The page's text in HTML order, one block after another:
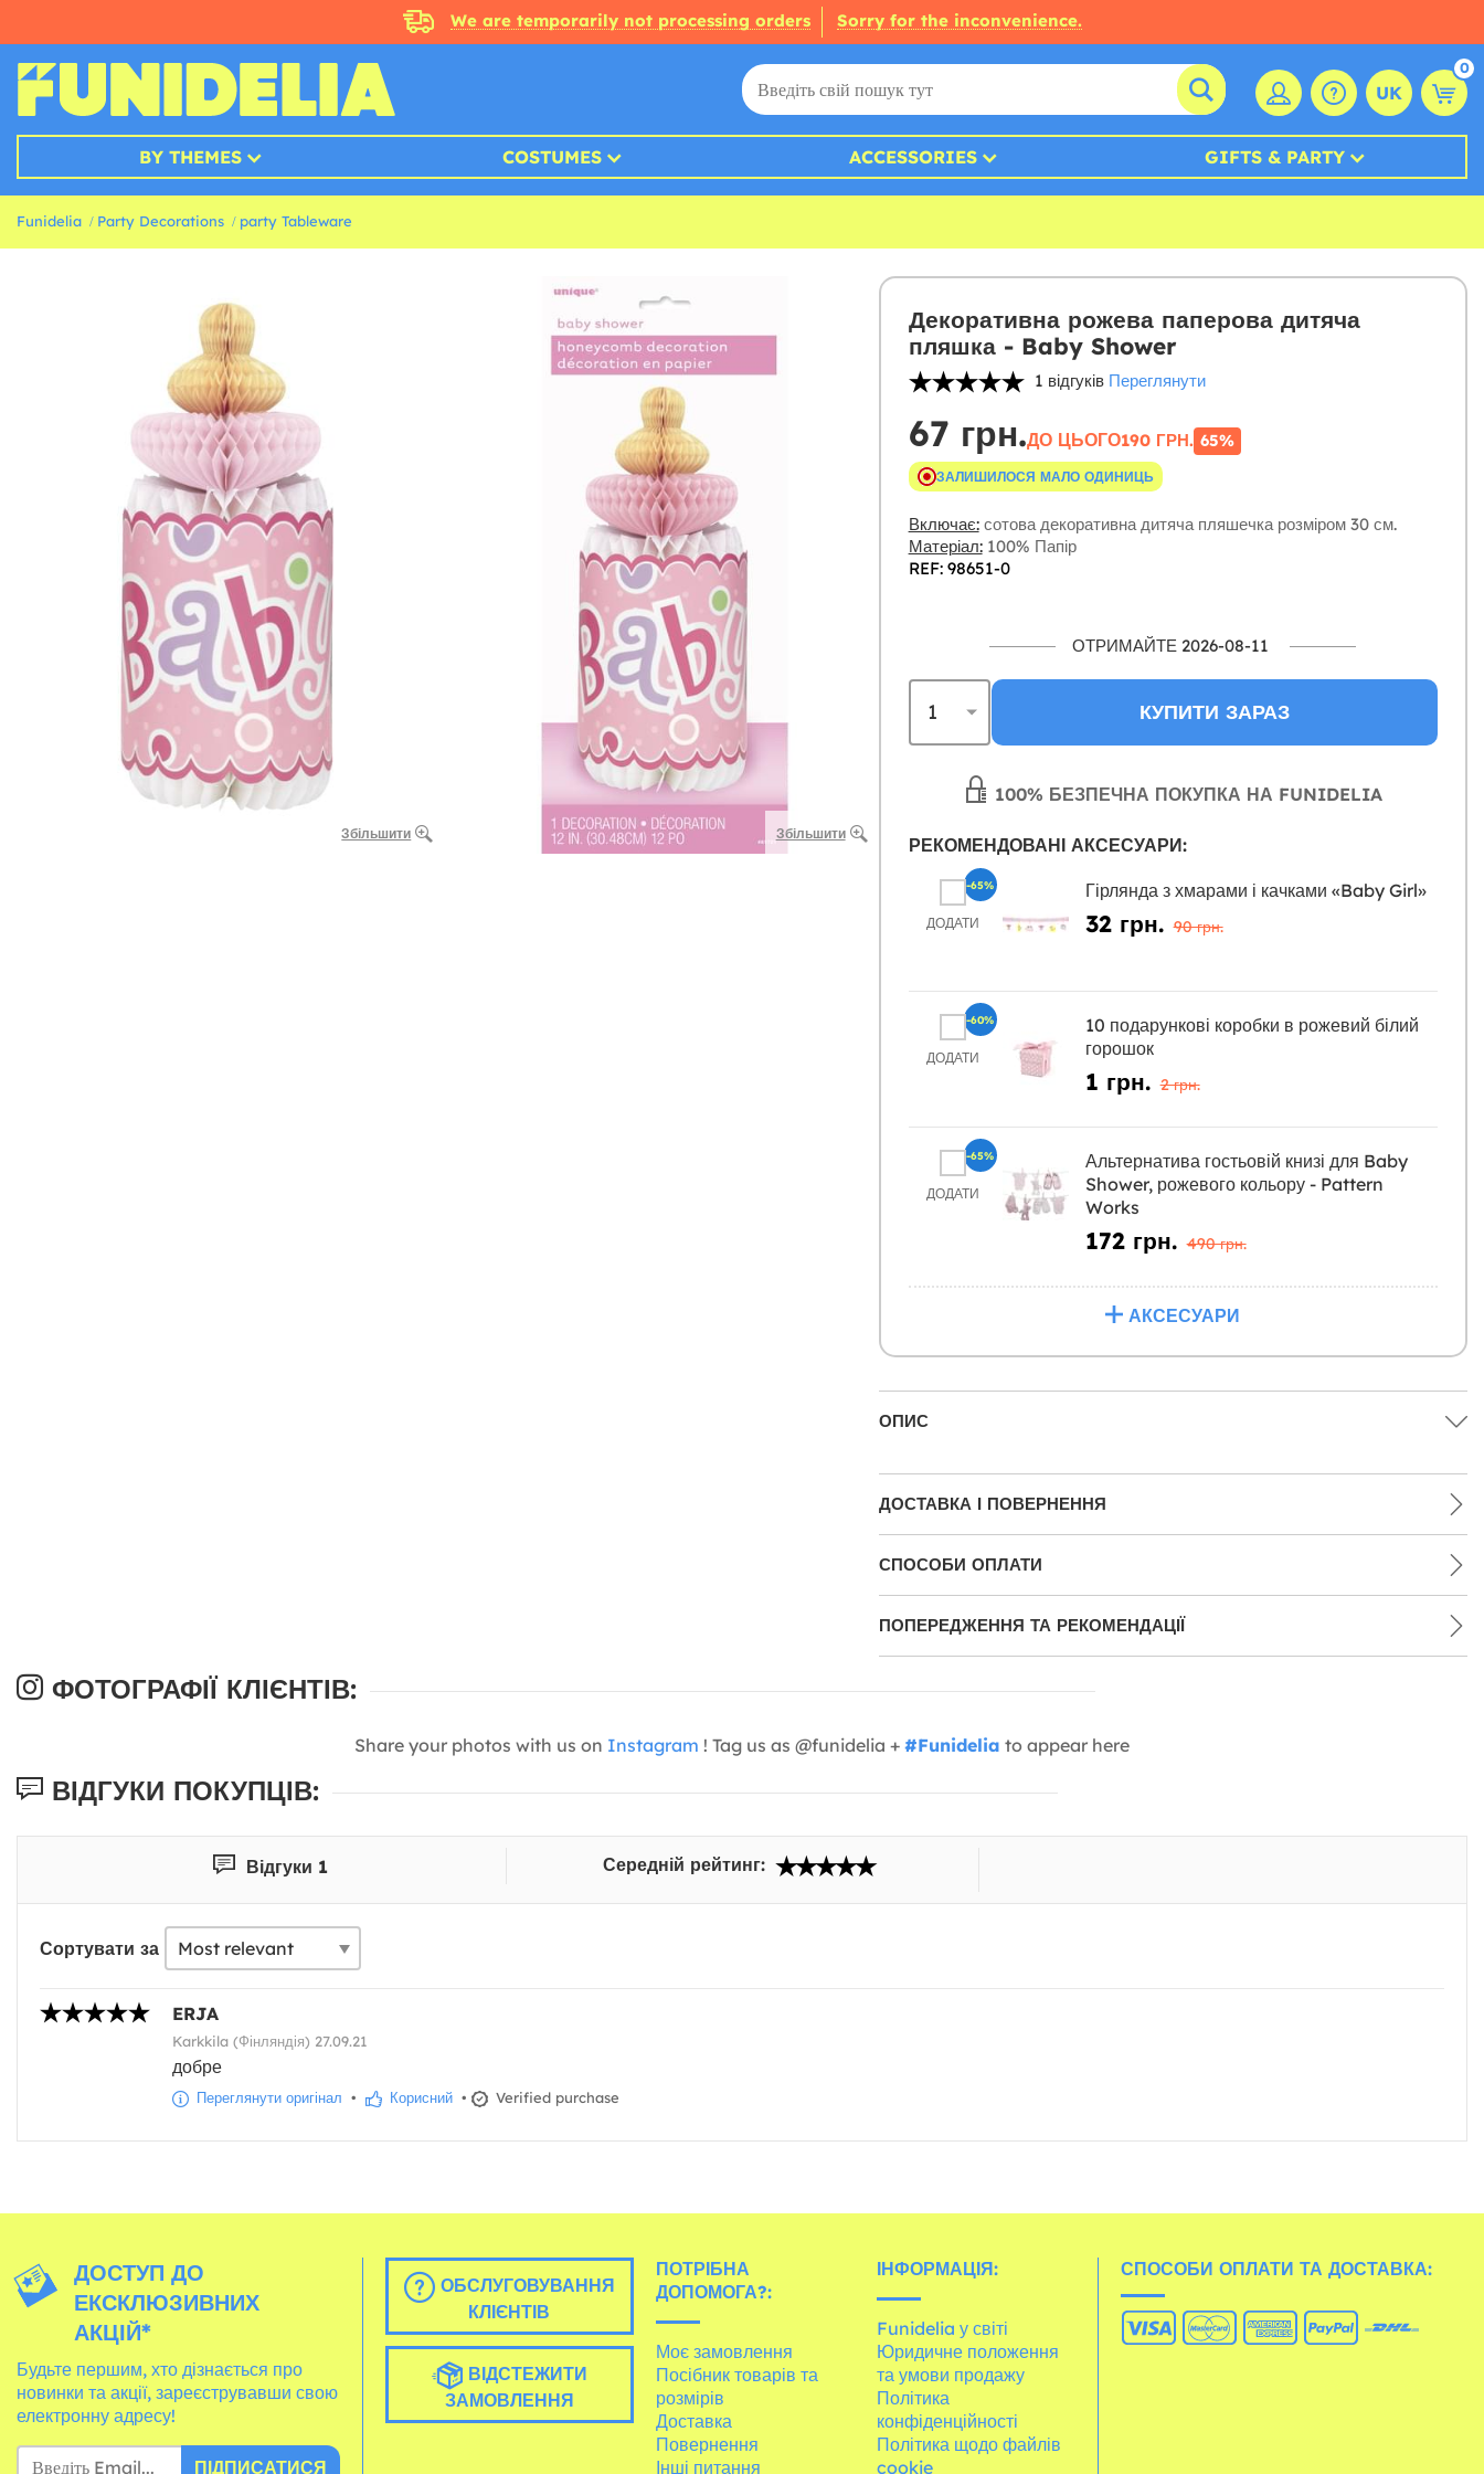
We are temporarily not processing orders Sorry for the inconvenience.
UK
0
BY THEMES COSTUMES ACCESSORIES GIFTS & PARTY
Funidelia Party Decorations party Tableware
Збільшити Збільшити
Декоративна рожева паперова дитяча
пляшка - Baby Shower
1 відгуків Переглянути
67 грн.ДО ЦЬОГО190 ГРН. 65%
ЗАЛИШИЛОСЯ МАЛО ОДИНИЦЬ
Включає:сотова декоративна дитяча пляшечка розміром 30 см.
Матеріал:100% Папір
REF: 98651-0
ОТРИМАЙТЕ 2026-08-11
КУПИТИ ЗАРАЗ
100% БЕЗПЕЧНА ПОКУПКА НА FUNIDELIA
РЕКОМЕНДОВАНІ АКСЕСУАРИ:
ДОДАТИ
Гірлянда з хмарами і качками «Baby Girl»
32 грн. 90 грн.
-65%
ДОДАТИ
10 подарункові коробки в рожевий білий
горошок
1 грн. 2 грн.
-60%
ДОДАТИ
Альтернатива гостьовій книзі для Baby
Shower, рожевого кольору - Pattern
Works
172 грн. 490 грн.
-65%
АКСЕСУАРИ
ОПИС
ДОСТАВКА І ПОВЕРНЕННЯ
СПОСОБИ ОПЛАТИ
ПОПЕРЕДЖЕННЯ ТА РЕКОМЕНДАЦІЇ
ФОТОГРАФІЇ КЛІЄНТІВ:
Share your photos with us on Instagram ! Tag us as @funidelia + #Funidelia to appear here
ВІДГУКИ ПОКУПЦІВ:
Відгуки 1 Середній рейтинг:
Сортувати за
ERJA
Karkkila (Фінляндія) 27.09.21
добре
Переглянути оригінал • Корисний • Verified purchase
ДОСТУП ДО
ЕКСКЛЮЗИВНИХ
АКЦІЙ*
Будьте першим, хто дізнається про
новинки та акції, зареєструвавши свою
електронну адресу!
ПІДПИСАТИСЯ
ОБСЛУГОВУВАННЯ
КЛІЄНТІВ
ВІДСТЕЖИТИ
ЗАМОВЛЕННЯ
ПОТРІБНА
ДОПОМОГА?:
Моє замовлення
Посібник товарів та
розмірів
Доставка
Повернення
Інші питання
ІНФОРМАЦІЯ:
Funidelia у світі
Юридичне положення
та умови продажу
Політика
конфіденційності
Політика щодо файлів
cookie
СПОСОБИ ОПЛАТИ ТА ДОСТАВКА: